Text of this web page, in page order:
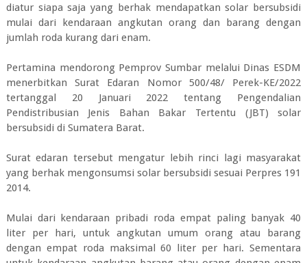
diatur siapa saja yang berhak mendapatkan solar bersubsidi
mulai dari kendaraan angkutan orang dan barang dengan
jumlah roda kurang dari enam.
Pertamina mendorong Pemprov Sumbar melalui Dinas ESDM
menerbitkan Surat Edaran Nomor 500/48/ Perek-KE/2022
tertanggal 20 Januari 2022 tentang Pengendalian
Pendistribusian Jenis Bahan Bakar Tertentu (JBT) solar
bersubsidi di Sumatera Barat.
Surat edaran tersebut mengatur lebih rinci lagi masyarakat
yang berhak mengonsumsi solar bersubsidi sesuai Perpres 191
2014.
Mulai dari kendaraan pribadi roda empat paling banyak 40
liter per hari, untuk angkutan umum orang atau barang
dengan empat roda maksimal 60 liter per hari. Sementara